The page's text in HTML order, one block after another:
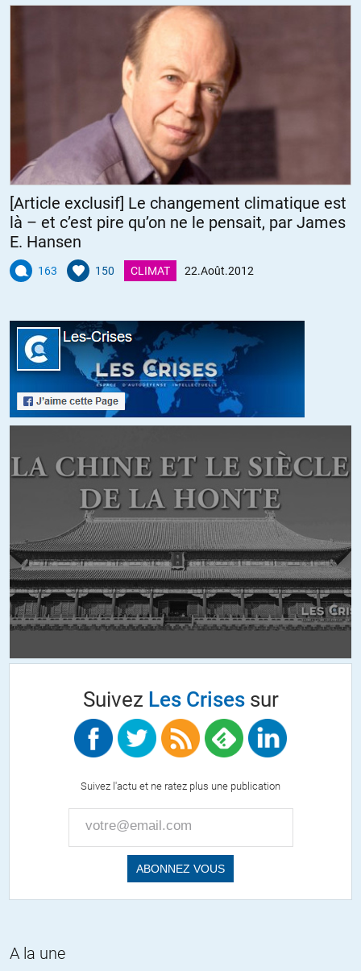
Rendez-vous en enfer// 19.08.2012 à 08h02
Bigre ! Je n’avais pas regardé les dates !
Les ayant vues APRÈS mon commentaire,
je découvre qu’il n’y aura pas de relecture…
Je me sens un peu… seul en voiture-balai un mois après !!!
Mais je suis têtu. (À suivre).
ALERTER
Rendez-vous en enfer//19.08.2012 à 19h39
À OB.,
Décidément, vous m’étonnerez toujours ! Répondre à mon post bien
tardif !
Ok donc pour la différenciation (avec ses recoupements, bien sûr).
Par ailleurs, si vous m’y autorisez, il y aurait quelques points vraiment
à revoir « au scalpel » :
– paradis fiscaux (beaucoup plus décisifs que vous ne le laissez
entendre)
– banques « ne possédant rien » (je caricature) : ne simplifiez pas
comme ça ! Ça fait leur jeu.
– rôle de la monnaie (à prendre dans toutes ses modalités) un peu
(voir blog « post-jorion », etc)
« les banques ne créent pas de monnaie » (voir jorion,
l’époque, peu et mal appliquée,
(parlez-en aux patrons et aux cadres supérieurs !) ;
« l’actionnariat ouvrier », solution ou piège pour les salariés ?
et comporte dans le détail des modalités très « pensées »
[Article exclusif] Le changement climatique est
là – et c’est pire qu’on ne le pensait, par James
E. Hansen
163 150 CLIMAT 22.Août.2012
Suivez Les Crisessur
Suivez l'actu et ne ratez plus une publication
A la une